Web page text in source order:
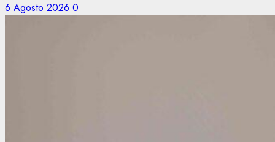
6 Agosto 2026 0